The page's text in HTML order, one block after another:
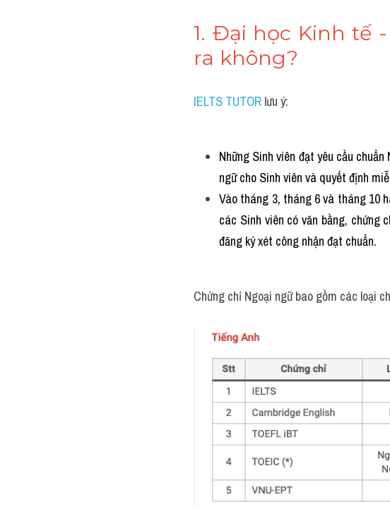
1. Đại học Kinh tế
ra không?
IELTS TUTOR lưu ý:
Những Sinh viên đạt yêu cầu
ngữ cho Sinh viên và quyết định
Vào tháng 3, tháng 6 và tháng 10
các Sinh viên có văn bằng, chứng
đăng ký xét công nhận đạt chuẩn.
Chứng chỉ Ngoại ngữ bao gồm các loại